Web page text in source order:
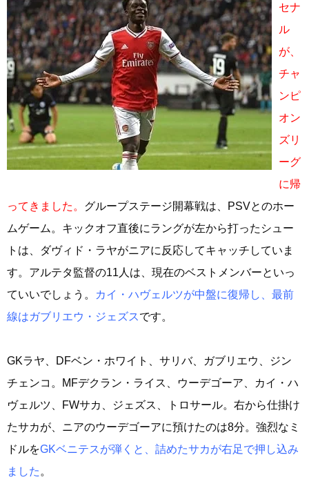
セナ
ル
が、
チャ
ンピ
オン
ズリ
ーグ
に帰
ってきました。 グループステージ開幕戦は、PSVとのホー
ムゲーム。キックオフ直後にラングが左から打ったシュー
トは、ダヴィド・ラヤがニアに反応してキャッチしていま
す。アルテタ監督の11人は、現在のベストメンバーといっ
ていいでしょう。
カイ・ハヴェルツが中盤に復帰し、最前
線はガブリエウ・ジェズスです。
GKラヤ、DFベン・ホワイト、サリバ、ガブリエウ、ジン
チェンコ。MFデクラン・ライス、ウーデゴーア、カイ・ハ
ヴェルツ、FWサカ、ジェズス、トロサール。右から仕掛け
たサカが、ニアのウーデゴーアに預けたのは8分。強烈なミ
ドルをGKベニテスが弾くと、詰めたサカが右足で押し込み
ました 。